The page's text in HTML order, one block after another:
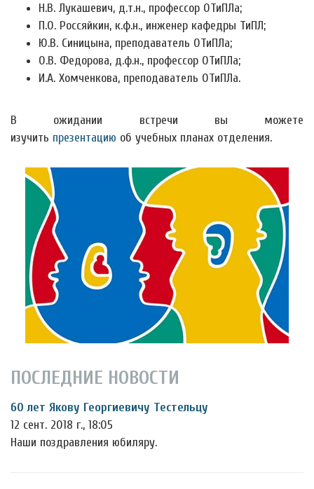
Н.В. Лукашевич, д.т.н., профессор ОТиПЛа;
П.О. Россяйкин, к.ф.н., инженер кафедры ТиПЛ;
Ю.В. Синицына, преподаватель ОТиПЛа;
О.В. Федорова, д.ф.н., профессор ОТиПЛа;
И.А. Хомченкова, преподаватель ОТиПЛа.
В ожидании встречи вы можете
изучить презентацию об учебных планах отделения.
ПОСЛЕДНИЕ НОВОСТИ
60 лет Якову Георгиевичу Тестельцу
12 сент. 2018 г., 18:05
Наши поздравления юбиляру.